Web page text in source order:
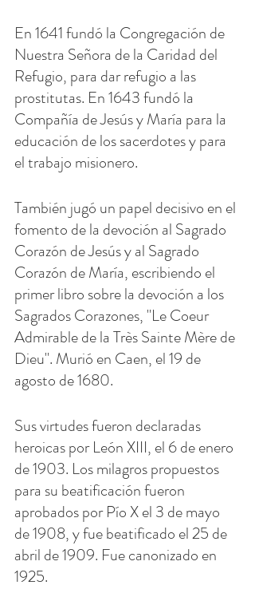
En 1641 fundó la Congregación de
Nuestra Señora de la Caridad del
Refugio, para dar refugio a las
prostitutas. En 1643 fundó la
Compañía de Jesús y María para la
educación de los sacerdotes y para
el trabajo misionero.
También jugó un papel decisivo en el
fomento de la devoción al Sagrado
Corazón de Jesús y al Sagrado
Corazón de María, escribiendo el
primer libro sobre la devoción a los
Sagrados Corazones, "Le Coeur
Admirable de la Très Sainte Mère de
Dieu". Murió en Caen, el 19 de
agosto de 1680.
Sus virtudes fueron declaradas
heroicas por León XIII, el 6 de enero
de 1903. Los milagros propuestos
para su beatificación fueron
aprobados por Pío X el 3 de mayo
de 1908, y fue beatificado el 25 de
abril de 1909. Fue canonizado en
1925.